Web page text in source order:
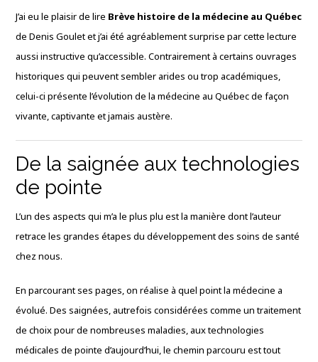
J’ai eu le plaisir de lire Brève histoire de la médecine au Québec
de Denis Goulet et j’ai été agréablement surprise par cette lecture
aussi instructive qu’accessible. Contrairement à certains ouvrages
historiques qui peuvent sembler arides ou trop académiques,
celui-ci présente l’évolution de la médecine au Québec de façon
vivante, captivante et jamais austère.
De la saignée aux technologies
de pointe
L’un des aspects qui m’a le plus plu est la manière dont l’auteur
retrace les grandes étapes du développement des soins de santé
chez nous.
En parcourant ses pages, on réalise à quel point la médecine a
évolué. Des saignées, autrefois considérées comme un traitement
de choix pour de nombreuses maladies, aux technologies
médicales de pointe d’aujourd’hui, le chemin parcouru est tout